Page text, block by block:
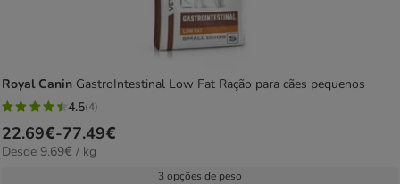
Royal Canin GastroIntestinal Low Fat Ração para cães pequenos
4.5
estrelas
com
4.5(4)
Preço
de
22.69€-77.49€
9.69€
Desde 9.69€ / kg
3 opções de peso